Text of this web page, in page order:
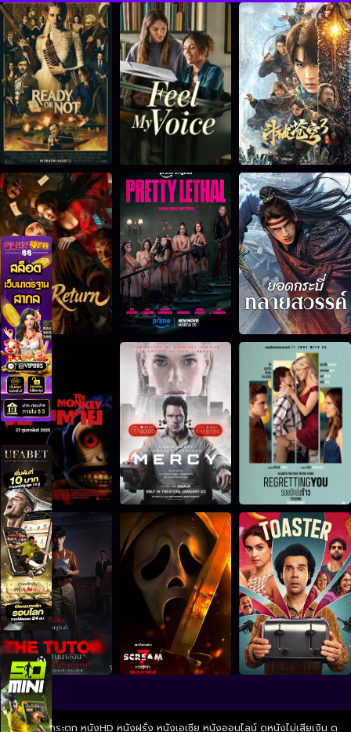
ดูหนังไม่กระตุก หนังHD หนังฝรั่ง หนังเอเชีย หนังออนไลน์ ดูหนังไม่เสียเงิน ดู